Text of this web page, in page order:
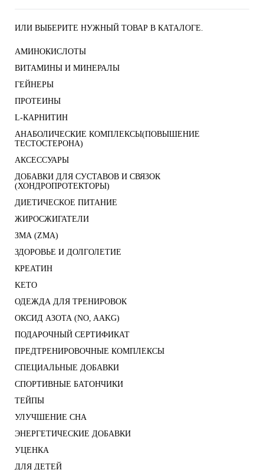
ИЛИ ВЫБЕРИТЕ НУЖНЫЙ ТОВАР В КАТАЛОГЕ.
АМИНОКИСЛОТЫ
ВИТАМИНЫ И МИНЕРАЛЫ
ГЕЙНЕРЫ
ПРОТЕИНЫ
L-КАРНИТИН
АНАБОЛИЧЕСКИЕ КОМПЛЕКСЫ(ПОВЫШЕНИЕ
ТЕСТОСТЕРОНА)
АКСЕССУАРЫ
ДОБАВКИ ДЛЯ СУСТАВОВ И СВЯЗОК
(ХОНДРОПРОТЕКТОРЫ)
ДИЕТИЧЕСКОЕ ПИТАНИЕ
ЖИРОСЖИГАТЕЛИ
ЗМА (ZMA)
ЗДОРОВЬЕ И ДОЛГОЛЕТИЕ
КРЕАТИН
KETO
ОДЕЖДА ДЛЯ ТРЕНИРОВОК
ОКСИД АЗОТА (NO, AAKG)
ПОДАРОЧНЫЙ СЕРТИФИКАТ
ПРЕДТРЕНИРОВОЧНЫЕ КОМПЛЕКСЫ
СПЕЦИАЛЬНЫЕ ДОБАВКИ
СПОРТИВНЫЕ БАТОНЧИКИ
ТЕЙПЫ
УЛУЧШЕНИЕ СНА
ЭНЕРГЕТИЧЕСКИЕ ДОБАВКИ
УЦЕНКА
ДЛЯ ДЕТЕЙ